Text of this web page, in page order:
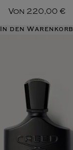
Von 220,00 €
In den Warenkorb